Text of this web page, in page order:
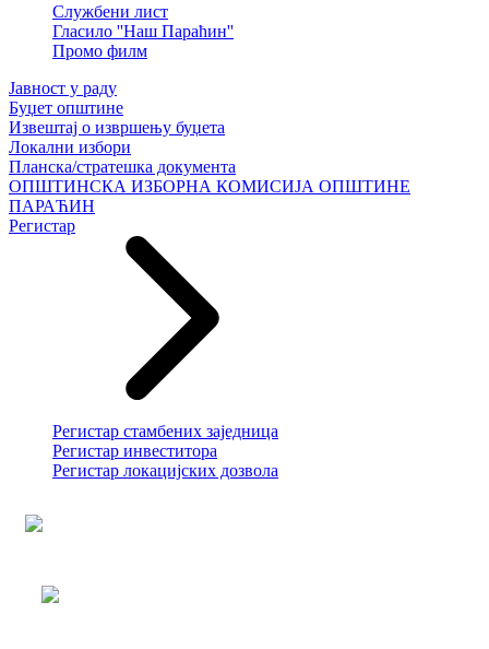
Службени лист
Гласило ''Наш Параћин''
Промо филм
Јавност у раду
Буџет општине
Извештај о извршењу буџета
Локални избори
Планска/стратешка документа
ОПШТИНСКА ИЗБОРНА КОМИСИЈА ОПШТИНЕ
ПАРАЋИН
Регистар
Регистар стамбених заједница
Регистар инвеститора
Регистар локацијских дозвола